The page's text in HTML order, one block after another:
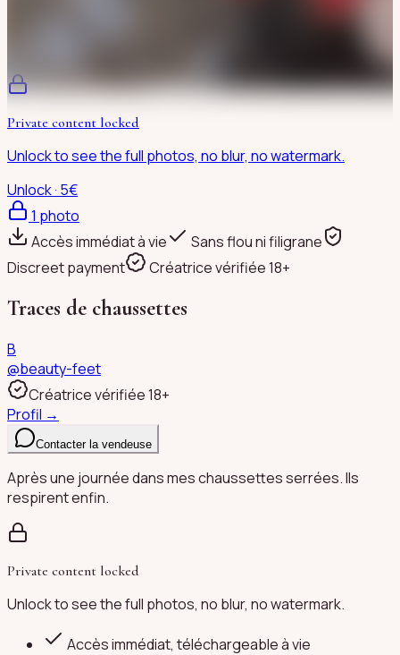
Private content locked
Unlock to see the full photos, no blur, no watermark.
Unlock · 5€
1 photo
Accès immédiat à vie
Sans flou ni filigrane
Discreet payment
Créatrice vérifiée 18+
Traces de chaussettes
B
@beauty-feet
Créatrice vérifiée 18+
Profil →
Contacter la vendeuse
Après une journée dans mes chaussettes serrées. Ils
respirent enfin.
Private content locked
Unlock to see the full photos, no blur, no watermark.
Accès immédiat, téléchargeable à vie